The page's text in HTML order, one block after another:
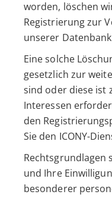
worden, löschen
Registrierung zur
unserer
Eine solche
gesetzlich zur
sind oder diese ist
Interessen
den
Sie den ICONY-
Rechtsgrundlagen
und Ihre
besonderer